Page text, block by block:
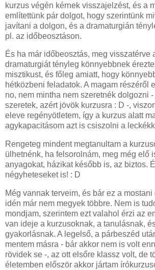
kurzus végén kérnek visszajelzést, és a
említettünk pár dolgot, hogy szerintünk
javítani a dolgon, és a dramaturgián
pl. az időbeosztáson.
És ha már időbeosztás, meg visszatérve
dramaturgiát tényleg könnyebbnek
misztikust, és főleg amiatt, hogy
hétközbeni feladatok. A magam részéről
no, nem mintha nem szeretnék dolgozni
szeretek, azért jövök kurzusra : D -,
eleve regényötletem, így a kurzus alatt
agykapacitásom azt is csiszolni a
Rengeteg mindent megtanultam a
ülhetnénk, ha felsorolnám, meg még elő
anyagokat, házikat később is, az biztos.
négyheteseket is! : D
Még vannak terveim, és bár ez a
idén már nem megyek többre. Nem is
mondjam, szerintem ezt valahol érzi az
van ideje a kurzusoknak, a tanulásnak,
gyakorlásnak. A legelső, a párbeszéd
mentem másra - bár akkor nem is volt
rövidek se -, az ott elsőre klassz volt, de
életemben először akkor jártam